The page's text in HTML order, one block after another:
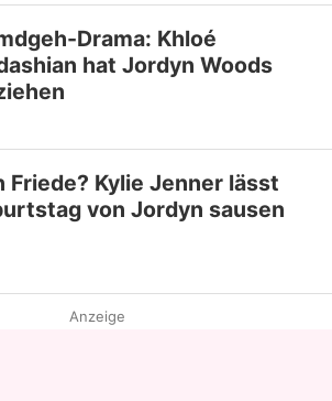
Drama: Khloé
hat Jordyn Woods
Friede? Kylie Jenner lässt
von Jordyn sausen
Anzeige